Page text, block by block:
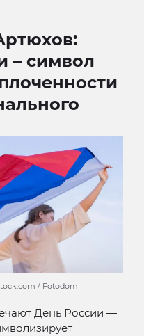
– символ
/ Fotodom
День России —